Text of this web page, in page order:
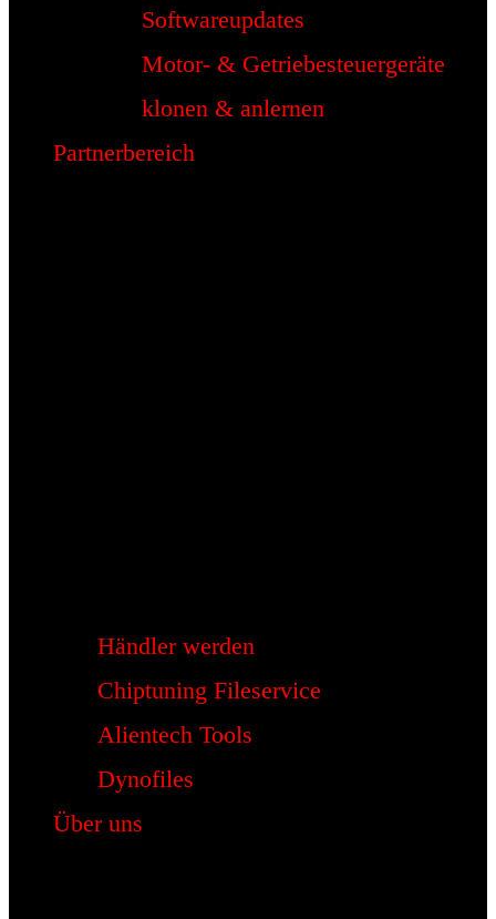
Softwareupdates
Motor- & Getriebesteuergeräte
klonen & anlernen
Partnerbereich
Händler werden
Chiptuning Fileservice
Alientech Tools
Dynofiles
Über uns